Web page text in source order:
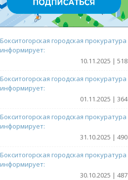
Бокситогорская городская прокуратура
информирует:
10.11.2025 | 518
Бокситогорская городская прокуратура
информирует:
01.11.2025 | 364
Бокситогорская городская прокуратура
информирует:
31.10.2025 | 490
Бокситогорская городская прокуратура
информирует:
30.10.2025 | 487